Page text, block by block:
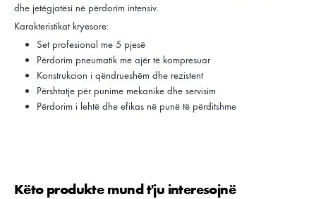
dhe jetëgjatësi në përdorim intensiv.
Karakteristikat kryesore:
Set profesional me 5 pjesë
Përdorim pneumatik me ajër të kompresuar
Konstrukcion i qëndrueshëm dhe rezistent
Përshtatje për punime mekanike dhe servisim
Përdorim i lehtë dhe efikas në punë të përditshme
Kalo galerinë e produktit
Këto produkte mund t'ju interesojnë